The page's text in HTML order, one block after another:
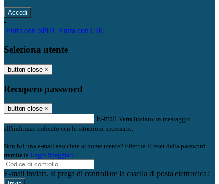
-
Entra con SPID Entra con CIE
Seleziona utente
button close ×
Recupero password
button close ×
E-mail Verrà inviato un messaggio
all'indirizzo indicato con le istruzioni necessarie.
Non hai una e-mail associata al nome utente? Effettua il reset della password
tramite la Login Spaggiari
E-mail inviata, si prega di controllare la casella di posta elettronica!